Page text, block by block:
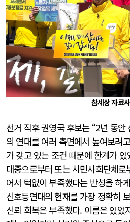
참세상 자료
선거 직후 권영국 후보는 “2년 동
의 연대를 여러 측면에서 높여보려
가 갖고 있는 조건 때문에 한계가
대중으로부터 또는 시민사회단체
어서 턱없이 부족했다는 반성을 하
신호등연대의 현재를 가장 정확히
신뢰 회복은 부족했다. 이름은 있었